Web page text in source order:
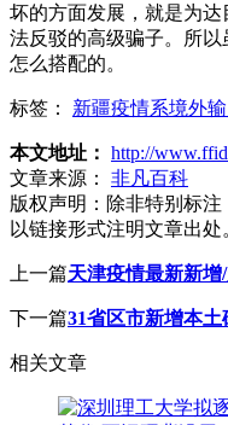
坏的方面发展，就是为
法反驳的高级骗子。所
怎么搭配的。
标签： 新疆疫情系境外输
本文地址： http://
文章来源：
非凡百科
版权声明： 除非特别标
以链接形式注明文章出处
上一篇天津疫情最新新增
下一篇31省区市新增本土
相关文章